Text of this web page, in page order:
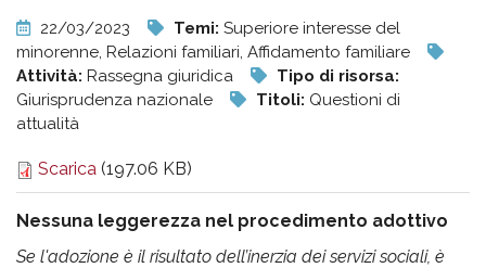
22/03/2023 Temi: Superiore interesse del
minorenne, Relazioni familiari, Affidamento familiare
Attività: Rassegna giuridica
Tipo di risorsa:
Giurisprudenza nazionale
Titoli: Questioni di
attualità
Scarica (197.06 KB)
Nessuna leggerezza nel procedimento adottivo
Se l'adozione è il risultato dell’inerzia dei servizi sociali, è